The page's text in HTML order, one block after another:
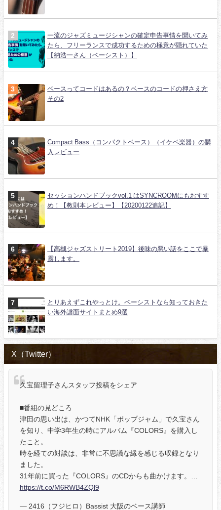
一流のジャズミュージシャンの確定申告事情を聞いてみ
たら、フリーランスで成功するための極意が隠れていた
【納浩一さん（ベーシスト）】
ベースってコードはあるの？ベースのコードの押さえ方
その2
Compact Bass（コンパクトベース）（イケベ楽器）の購
入レビュー
セッションハンドブックvol.1 はSYNCROOMにもおすす
め！【教則本レビュー】【20200122追記】
【高槻ジャズストリート2019】後味の悪い話をここで暴
露します。
とりあえずこれやっとけ。ベーシストなら知っておきた
い海外譜面サイトまとめ9選
X（Twitter）
久宝留理子さんスタッフ投稿をシェア
■番組の見どころ
津田の思い出は、かつてNHK「ポップジャム」で久宝さん
を知り、中学3年生の時にアルバム『COLORS』を購入し
たこと。
時を経ての対談は、非常に不思議な縁を感じる収録となり
ました。
31年前に買った『COLORS』のCDからも曲かけます。…
https://t.co/M6RWB4ZQl9
— 2416（フジヒロ）Bassist 大阪のベース講師